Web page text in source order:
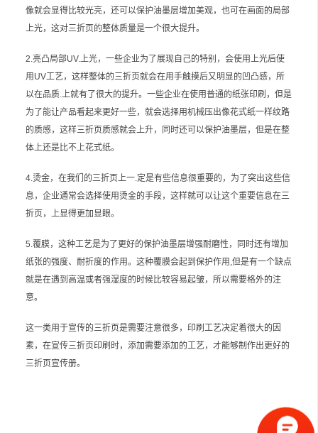
像就会显得比较光亮，还可以保护油墨层增加美观，也可在画面的局部
上光，这对三折页的整体质量是一个很大提升。
2.亮凸局部UV.上光，一些企业为了展现自己的特别，会使用上光后使
用UV工艺，这样整体的三折页就会在用手触摸后又明显的凹凸感，所
以在品质.上就有了很大的提升。一些企业在使用普通的纸张印刷，但是
为了能让产品看起来更好一些，就会选择用机械压出像花式纸一样纹路
的质感，这样三折页质感就会上升，同时还可以保护油墨层，但是在整
体上还是比不上花式纸。
4.烫金，在我们的三折页上一.定是有些信息很重要的，为了突出这些信
息，企业通常会选择使用烫金的手段，这样就可以让这个重要信息在三
折页，上显得更加显眼。
5.覆膜，这种工艺是为了更好的保护油墨层增强耐磨性，同时还有增加
纸张的强度、耐折度的作用。这种覆膜会起到保护作用,但是有一个缺点
就是在遇到高温或者强湿度的时候比较容易起皱，所以需要格外的注
意。
这一类用于宣传的三折页是需要注意很多，印刷工艺决定着很大的因
素，在宣传三折页印刷时，添加需要添加的工艺，才能够制作出更好的
三折页宣传册。